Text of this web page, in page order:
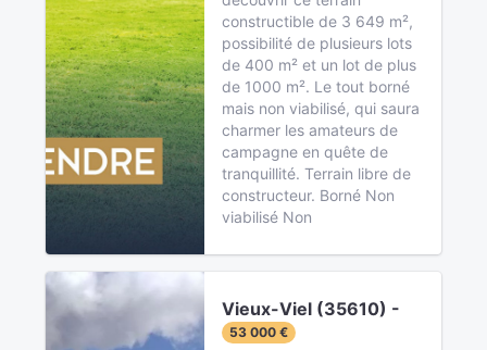
constructible de 3 649 m²,
possibilité de plusieurs lots
de 400 m² et un lot de plus
de 1000 m². Le tout borné
mais non viabilisé, qui saura
charmer les amateurs de
campagne en quête de
tranquillité. Terrain libre de
constructeur. Borné Non
viabilisé Non
Vieux-Viel (35610) -
53 000 €